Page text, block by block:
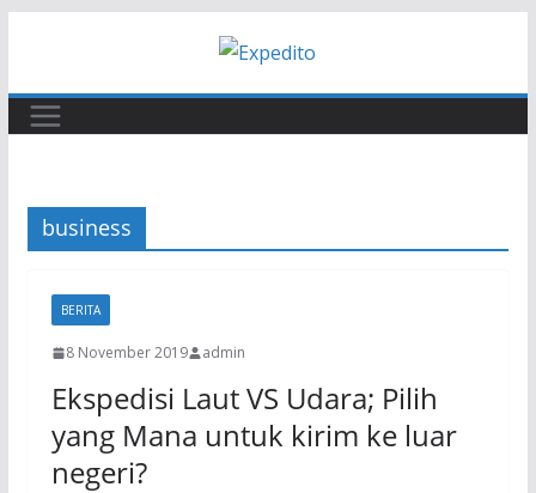
content
business
BERITA
8 November 2019 admin
Ekspedisi Laut VS Udara; Pilih
yang Mana untuk kirim ke luar
negeri?